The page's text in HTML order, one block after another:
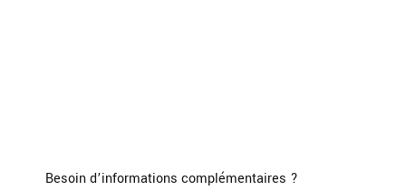
Besoin d’informations complémentaires ?